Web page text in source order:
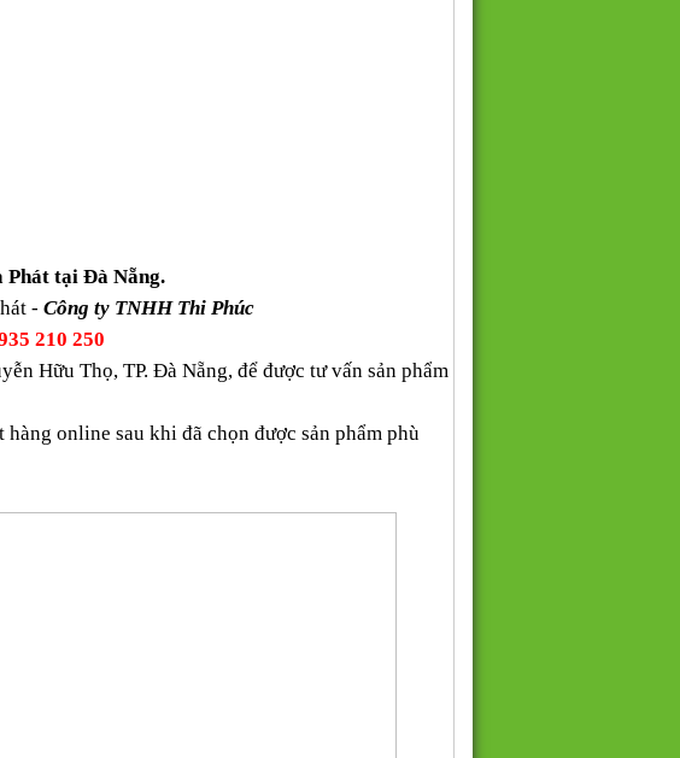
Phát tại Đà Nẵng.
- Công ty TNHH Thi Phúc
210 250
Hữu Thọ, TP. Đà Nẵng, để được tư vấn sản phẩm
hàng online sau khi đã chọn được sản phẩm phù